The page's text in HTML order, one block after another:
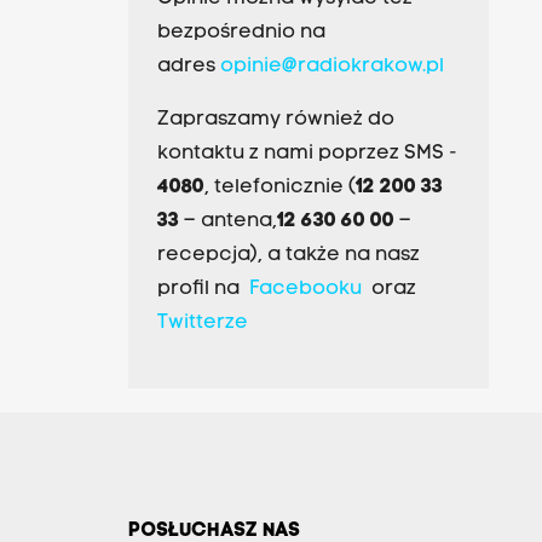
bezpośrednio na
adres opinie@radiokrakow.pl
Zapraszamy również do
kontaktu z nami poprzez SMS -
4080, telefonicznie (12 200 33
33– antena,12 630 60 00 –
recepcja), a także na nasz
profil na Facebookuoraz
Twitterze
POSŁUCHASZ NAS